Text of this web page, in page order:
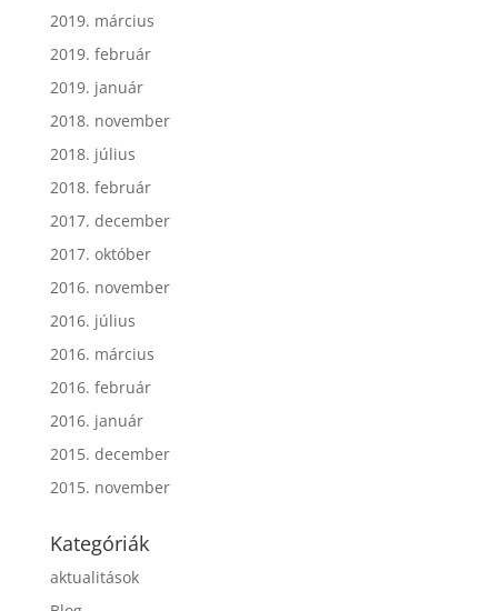
2019. március
2019. február
2019. január
2018. november
2018. július
2018. február
2017. december
2017. október
2016. november
2016. július
2016. március
2016. február
2016. január
2015. december
2015. november
Kategóriák
aktualitások